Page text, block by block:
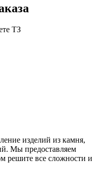
ТЗ
изделий из камня,
Мы предоставляем
решите все сложности и